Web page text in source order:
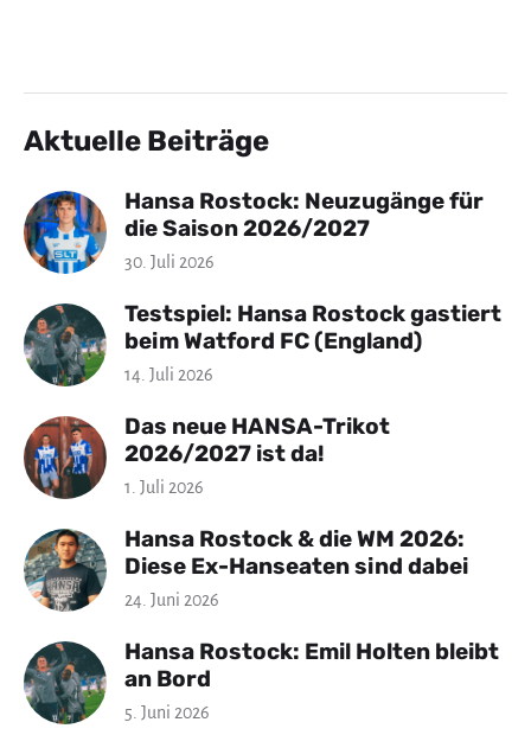
Aktuelle Beiträge
Hansa Rostock: Neuzugänge für
die Saison 2026/2027
30. Juli 2026
Testspiel: Hansa Rostock gastiert
beim Watford FC (England)
14. Juli 2026
Das neue HANSA-Trikot
2026/2027 ist da!
1. Juli 2026
Hansa Rostock & die WM 2026:
Diese Ex-Hanseaten sind dabei
24. Juni 2026
Hansa Rostock: Emil Holten bleibt
an Bord
5. Juni 2026